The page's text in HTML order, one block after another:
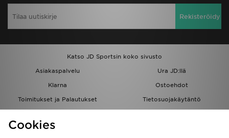
Rekisteröidy
Katso JD Sportsin koko sivusto
Asiakaspalvelu
Ura JD:llä
Klarna
Ostoehdot
Toimitukset ja Palautukset
Tietosuojakäytäntö
Löydä myymälä
Cookies